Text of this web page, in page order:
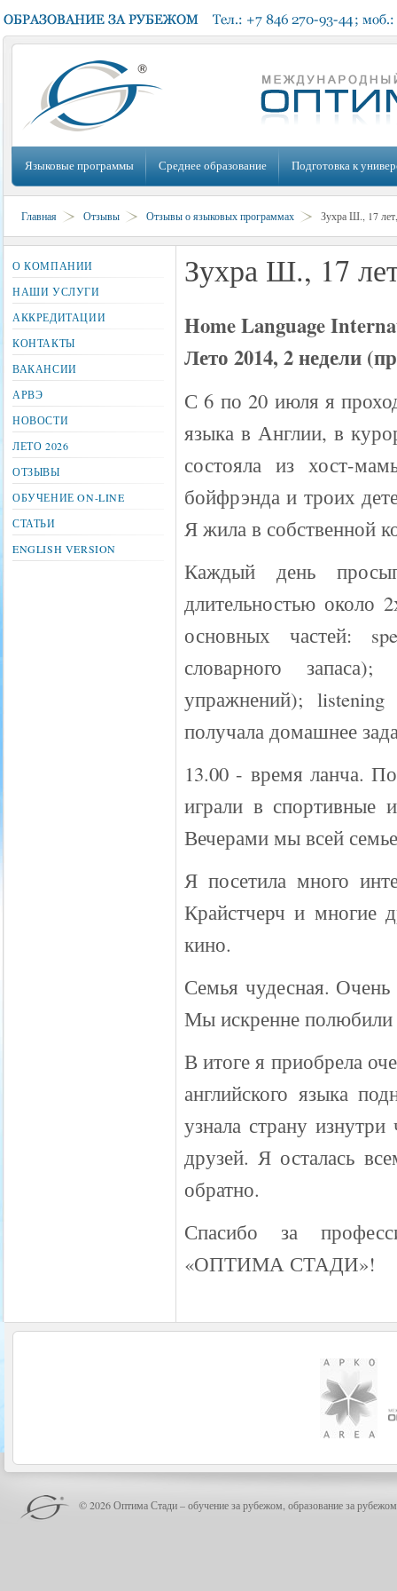
Языковые программы Среднее образование Подготовка к
Главная Отзывы Отзывы о языковых программах Зухра Ш., 17
Зухра Ш., 17
Home Language
Лето 2014, 2 недели
С 6 по 20 июля я
языка в Англии, в
состояла из хост-
бойфрэнда и троих
Я жила в собственной
Каждый день
длительностью около
основных частей:
словарного
упражнений);
получала домашнее
13.00 - время ланча.
играли в спортивные
Вечерами мы всей
Я посетила много
Крайстчерч и многие
кино.
Семья чудесная.
Мы искренне полюбили
В итоге я приобрела
английского языка
узнала страну
друзей. Я осталась
обратно.
Спасибо за
«ОПТИМА СТАДИ»!
О КОМПАНИИ
НАШИ УСЛУГИ
АККРЕДИТАЦИИ
КОНТАКТЫ
ВАКАНСИИ
АРВЭ
НОВОСТИ
ЛЕТО 2026
ОТЗЫВЫ
ОБУЧЕНИЕ ON-LINE
СТАТЬИ
ENGLISH VERSION
© 2026 Оптима Стади – обучение за рубежом, образование за